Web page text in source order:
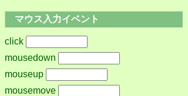
マウス入力イベント
click
mousedown
mouseup
mousemove